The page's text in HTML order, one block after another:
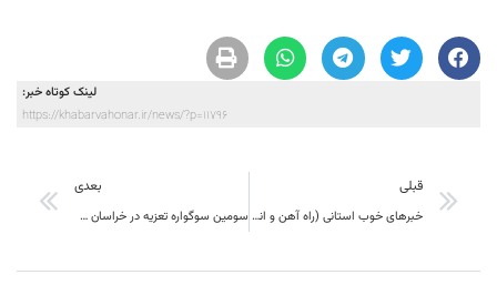
لینک کوتاه خبر:
https://khabarvahonar.ir/news/?p=11796
قبلی
خبرهای خوب استانی (راه آهن و انتقال آب) که در حاشیه‌های عده‌ای در سکوت می‌مانند
بعدی
سومین سوگواره تعزیه در خراسان جنوبی برگزار می شود